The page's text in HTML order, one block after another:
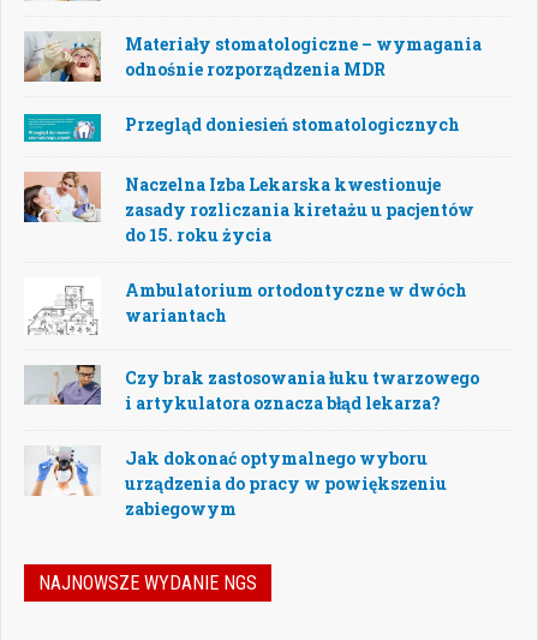
Materiały stomatologiczne – wymagania
odnośnie rozporządzenia MDR
Przegląd doniesień stomatologicznych
Naczelna Izba Lekarska kwestionuje
zasady rozliczania kiretażu u pacjentów
do 15. roku życia
Ambulatorium ortodontyczne w dwóch
wariantach
Czy brak zastosowania łuku twarzowego
i artykulatora oznacza błąd lekarza?
Jak dokonać optymalnego wyboru
urządzenia do pracy w powiększeniu
zabiegowym
NAJNOWSZE WYDANIE NGS